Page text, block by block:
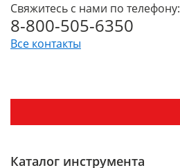
Свяжитесь с нами по телефону:
8-800-505-6350
Все контакты
Каталог инструмента